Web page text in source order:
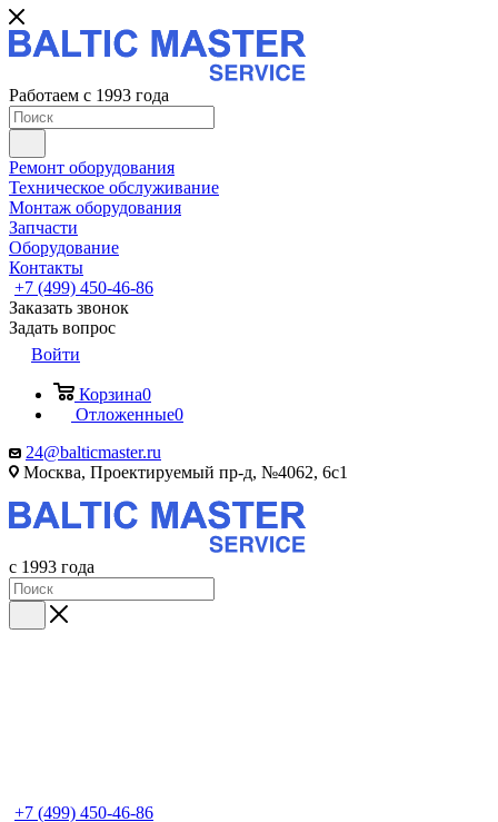
Работаем с 1993 года
Ремонт оборудования
Техническое обслуживание
Монтаж оборудования
Запчасти
Оборудование
Контакты
+7 (499) 450-46-86
Заказать звонок
Задать вопрос
Войти
Корзина0
Отложенные0
24@balticmaster.ru
Москва, Проектируемый пр-д, №4062, 6с1
с 1993 года
+7 (499) 450-46-86